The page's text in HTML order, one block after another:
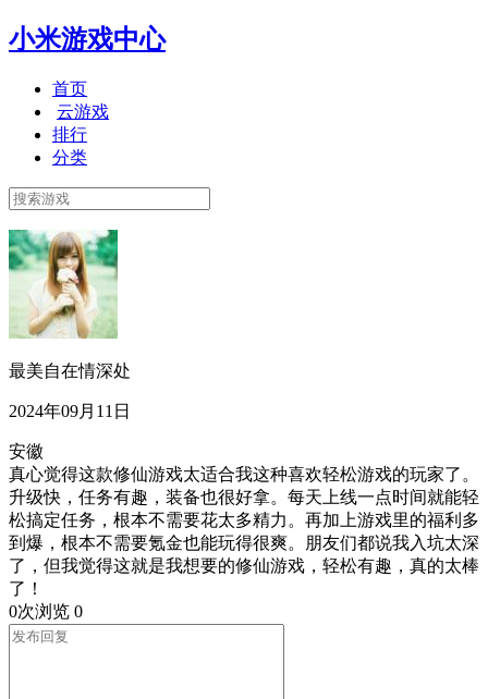
小米游戏中心
首页
云游戏
排行
分类
最美自在情深处
2024年09月11日
安徽
真心觉得这款修仙游戏太适合我这种喜欢轻松游戏的玩家了。
升级快，任务有趣，装备也很好拿。每天上线一点时间就能轻
松搞定任务，根本不需要花太多精力。再加上游戏里的福利多
到爆，根本不需要氪金也能玩得很爽。朋友们都说我入坑太深
了，但我觉得这就是我想要的修仙游戏，轻松有趣，真的太棒
了！
0次浏览 0